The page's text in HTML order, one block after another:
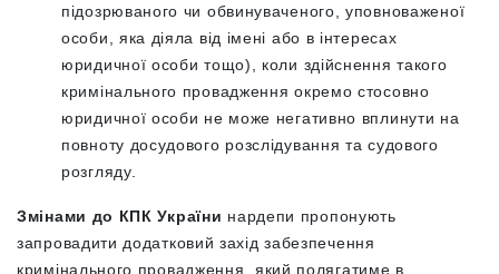
підозрюваного чи обвинуваченого, уповноваженої
особи, яка діяла від імені або в інтересах
юридичної особи тощо), коли здійснення такого
кримінального провадження окремо стосовно
юридичної особи не може негативно вплинути на
повноту досудового розслідування та судового
розгляду.
Змінами до КПК України нардепи пропонують
запровадити додатковий захід забезпечення
кримінального провадження, який полягатиме в